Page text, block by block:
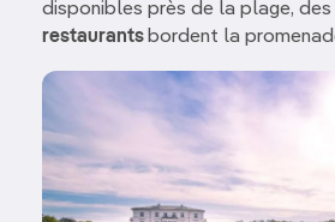
disponibles près de la plage, des
restaurants bordent la
Image